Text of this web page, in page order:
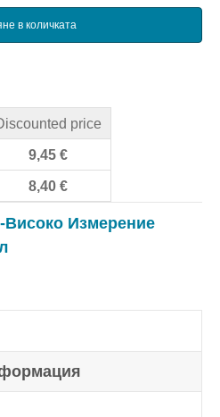
в количката
price
9,45 €
8,40 €
Високо Измерение